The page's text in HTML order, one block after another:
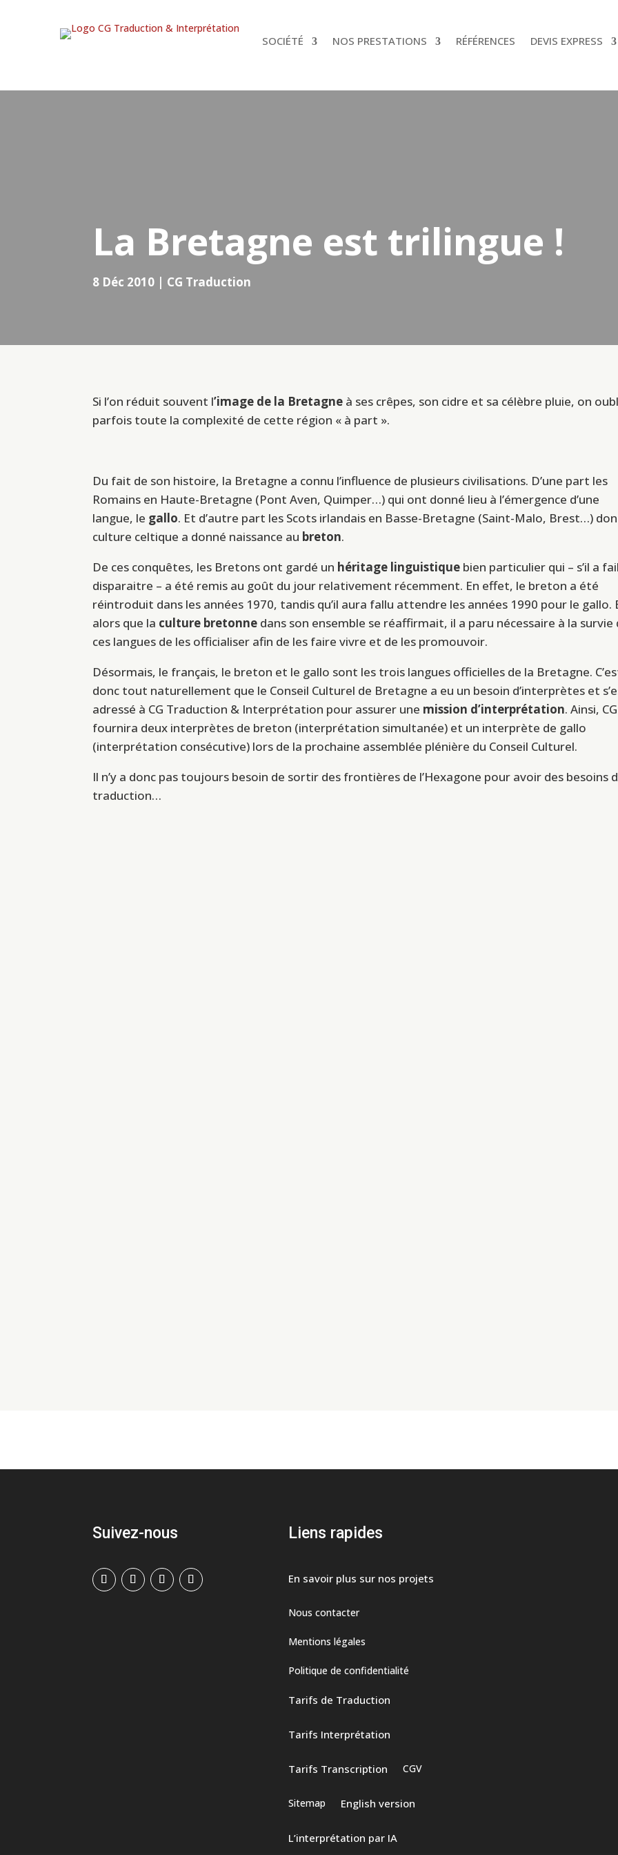
SOCIÉTÉ NOS PRESTATIONS RÉFÉRENCES DEVIS EXPRESS
La Bretagne est trilingue !
8 Déc 2010 | CG Traduction
Si l’on réduit souvent l’image de la Bretagne à ses crêpes, son cidre et sa célèbre pluie, on
parfois toute la complexité de cette région « à part ».
Du fait de son histoire, la Bretagne a connu l’influence de plusieurs civilisations. D’une part les
Romains en Haute-Bretagne (Pont Aven, Quimper…) qui ont donné lieu à l’émergence d’une
langue, le gallo. Et d’autre part les Scots irlandais en Basse-Bretagne (Saint-Malo, Brest…)
culture celtique a donné naissance au breton.
De ces conquêtes, les Bretons ont gardé un héritage linguistique bien particulier qui – s’il a
disparaitre – a été remis au goût du jour relativement récemment. En effet, le breton a été
réintroduit dans les années 1970, tandis qu’il aura fallu attendre les années 1990 pour le gallo.
alors que la culture bretonne dans son ensemble se réaffirmait, il a paru nécessaire à la survie
ces langues de les officialiser afin de les faire vivre et de les promouvoir.
Désormais, le français, le breton et le gallo sont les trois langues officielles de la Bretagne.
donc tout naturellement que le Conseil Culturel de Bretagne a eu un besoin d’interprètes et
adressé à CG Traduction & Interprétation pour assurer une mission d’interprétation. Ainsi, CG
fournira deux interprètes de breton (interprétation simultanée) et un interprète de gallo
(interprétation consécutive) lors de la prochaine assemblée plénière du Conseil Culturel.
Il n’y a donc pas toujours besoin de sortir des frontières de l’Hexagone pour avoir des besoins
traduction…
Suivez-nous Liens rapides
En savoir plus sur nos projets
Nous contacter
Mentions légales
Politique de confidentialité
Tarifs de Traduction
Tarifs Interprétation
Tarifs Transcription CGV
Sitemap English version
L’interprétation par IA